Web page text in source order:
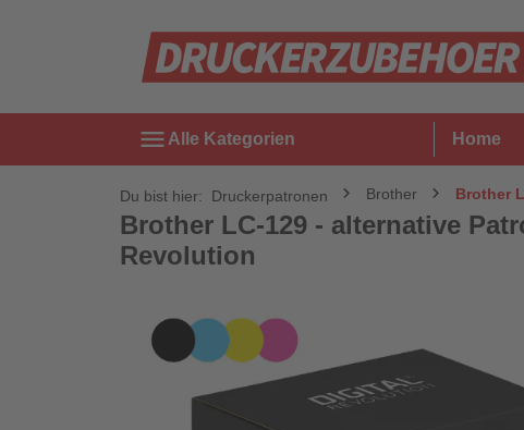
menu Alle Kategorien Home
Du bist hier: Druckerpatronen Brother Brother
Brother LC-129 - alternative
Revolution